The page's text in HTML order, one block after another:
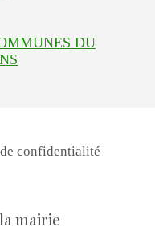
DU
confidentialité
mairie